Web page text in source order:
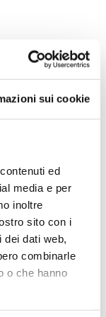
sui cookie
ed
media e per
inoltre
sito con i
dei dati web,
combinarle
o che hanno
spas italiens
Un
exclusifs
grâce à des
piscines